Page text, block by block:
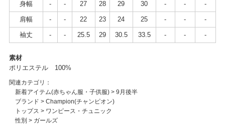
身幅 - - 27 28 29 30 - - -
肩幅 - - 22 23 24 25 - - -
袖丈 - - 25.5 29 30.5 33.5 - - -
素材
ポリエステル 100%
関連カテゴリ：
新着アイテム(赤ちゃん服・子供服)> 9月後半
ブランド > Champion(チャンピオン)
トップス > ワンピース・チュニック
性別 > ガールズ